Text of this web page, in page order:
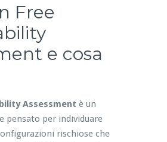
Free
e cosa
Assessment è un
pensato per individuare
rischiose che